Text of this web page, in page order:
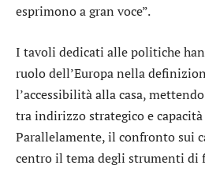
esprimono a gran voce”.
I tavoli dedicati alle politiche
ruolo dell’Europa nella
l’accessibilità alla casa,
tra indirizzo strategico e
Parallelamente, il confronto sui
centro il tema degli strumenti di